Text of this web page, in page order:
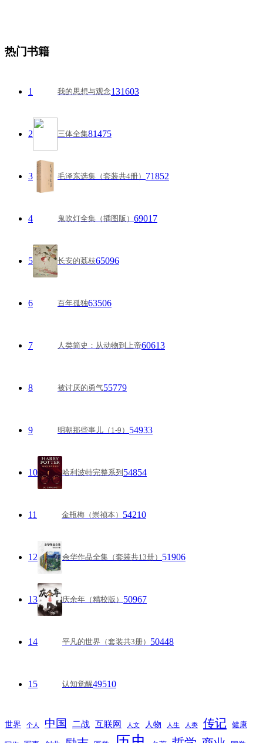
热门书籍
1 我的思想与观念131603
2 三体全集81475
3 毛泽东选集（套装共4册） 71852
4 鬼吹灯全集（插图版） 69017
5 长安的荔枝65096
6 百年孤独63506
7 人类简史：从动物到上帝60613
8 被讨厌的勇气55779
9 明朝那些事儿（1-9） 54933
10 哈利波特完整系列 54854
11 金瓶梅（崇祯本） 54210
12 余华作品全集（套装共13册） 51906
13 庆余年（精校版） 50967
14 平凡的世界（套装共3册） 50448
15 认知觉醒49510
世界 个人 中国 二战 互联网 人文 人物 人生 人类 传记 健康